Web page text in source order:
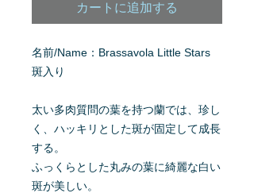
カートに追加する
名前/Name：Brassavola Little Stars
斑入り
太い多肉質問の葉を持つ蘭では、珍し
く、ハッキリとした斑が固定して成長
する。
ふっくらとした丸みの葉に綺麗な白い
斑が美しい。